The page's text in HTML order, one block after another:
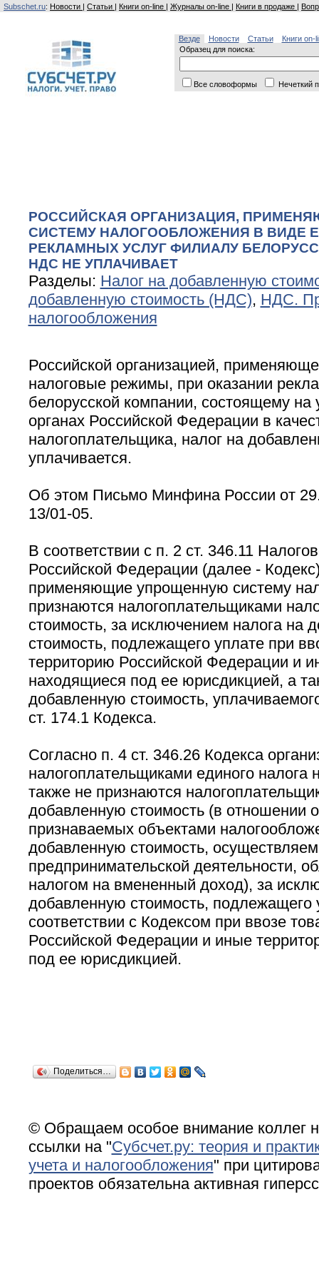
Subschet.ru: Новости | Статьи | Книги on-line | Журналы on-line | Книги в продаже |
Везде Новости Статьи
Книги on-
Образец для поиска:
Все словоформы Нечеткий
РОССИЙСКАЯ ОРГАНИЗАЦИЯ,
СИСТЕМУ НАЛОГООБЛОЖЕНИЯ В ВИДЕ
РЕКЛАМНЫХ УСЛУГ ФИЛИАЛУ
НДС НЕ УПЛАЧИВАЕТ
Разделы: Налог на добавленную
добавленную стоимость (НДС), НДС.
налогообложения
Российской организацией,
налоговые режимы, при оказании
белорусской компании, состоящему на
органах Российской Федерации в
налогоплательщика, налог на
уплачивается.
Об этом Письмо Минфина России от
13/01-05.
В соответствии с п. 2 ст. 346.11
Российской Федерации (далее -
применяющие упрощенную систему
признаются налогоплательщиками
стоимость, за исключением налога на
стоимость, подлежащего уплате при
территорию Российской Федерации и
находящиеся под ее юрисдикцией, а
добавленную стоимость,
ст. 174.1 Кодекса.
Согласно п. 4 ст. 346.26 Кодекса
налогоплательщиками единого
также не признаются
добавленную стоимость (в отношении
признаваемых объектами
добавленную стоимость,
предпринимательской деятельности,
налогом на вмененный доход), за
добавленную стоимость, подлежащего
соответствии с Кодексом при ввозе
Российской Федерации и иные
под ее юрисдикцией.
Поделиться…
© Обращаем особое внимание коллег
ссылки на "Субсчет.ру: теория и
учета и налогообложения" при
проектов обязательна активная